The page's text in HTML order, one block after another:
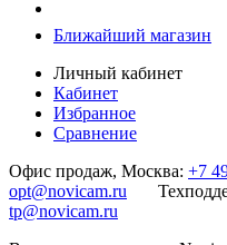
Ближайший магазин
Личный кабинет
Кабинет
Избранное
Сравнение
Офис продаж, Москва: +7
opt@novicam.ru
tp@novicam.ru